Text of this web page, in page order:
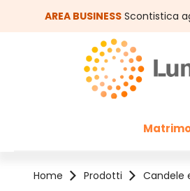
al contenuto principale
Salta alla ricerca
AREA BUSINESS Scontistica
Home Prodotti Candele